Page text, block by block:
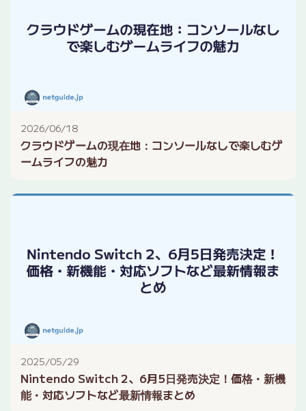
2026/06/18
クラウドゲームの現在地：コンソールなしで楽しむゲ
ームライフの魅力
2025/05/29
Nintendo Switch 2、6月5日発売決定！価格・新機
能・対応ソフトなど最新情報まとめ